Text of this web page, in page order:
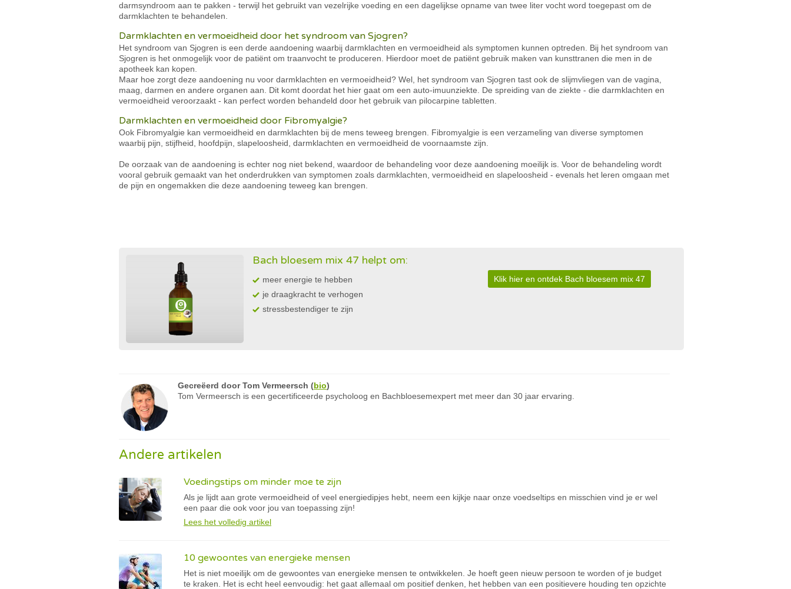
darmsyndroom aan te pakken - terwijl het gebruikt van vezelrijke voeding en een dagelijkse opname van twee liter vocht word toegepast om de
darmklachten te behandelen.
Darmklachten en vermoeidheid door het syndroom van Sjogren?
Het syndroom van Sjogren is een derde aandoening waarbij darmklachten en vermoeidheid als symptomen kunnen optreden. Bij het syndroom van
Sjogren is het onmogelijk voor de patiënt om traanvocht te produceren. Hierdoor moet de patiënt gebruik maken van kunsttranen die men in de
apotheek kan kopen.
Maar hoe zorgt deze aandoening nu voor darmklachten en vermoeidheid? Wel, het syndroom van Sjogren tast ook de slijmvliegen van de vagina,
maag, darmen en andere organen aan. Dit komt doordat het hier gaat om een auto-imuunziekte. De spreiding van de ziekte - die darmklachten en
vermoeidheid veroorzaakt - kan perfect worden behandeld door het gebruik van pilocarpine tabletten.
Darmklachten en vermoeidheid door Fibromyalgie?
Ook Fibromyalgie kan vermoeidheid en darmklachten bij de mens teweeg brengen. Fibromyalgie is een verzameling van diverse symptomen
waarbij pijn, stijfheid, hoofdpijn, slapeloosheid, darmklachten en vermoeidheid de voornaamste zijn.
De oorzaak van de aandoening is echter nog niet bekend, waardoor de behandeling voor deze aandoening moeilijk is. Voor de behandeling wordt
vooral gebruik gemaakt van het onderdrukken van symptomen zoals darmklachten, vermoeidheid en slapeloosheid - evenals het leren omgaan met
de pijn en ongemakken die deze aandoening teweeg kan brengen.
Bach bloesem mix 47 helpt om:
meer energie te hebben
je draagkracht te verhogen
stressbestendiger te zijn
Klik hier en ontdek Bach bloesem mix 47
Gecreëerd doorTom Vermeersch (bio)
Tom Vermeersch is een gecertificeerde psycholoog en Bachbloesemexpert met meer dan 30 jaar ervaring.
Andere artikelen
Voedingstips om minder moe te zijn
Als je lijdt aan grote vermoeidheid of veel energiedipjes hebt, neem een kijkje naar onze voedseltips en misschien vind je er wel
een paar die ook voor jou van toepassing zijn!
Lees het volledig artikel
10 gewoontes van energieke mensen
Het is niet moeilijk om de gewoontes van energieke mensen te ontwikkelen. Je hoeft geen nieuw persoon te worden of je budget
te kraken. Het is echt heel eenvoudig: het gaat allemaal om positief denken, het hebben van een positievere houding ten opzichte